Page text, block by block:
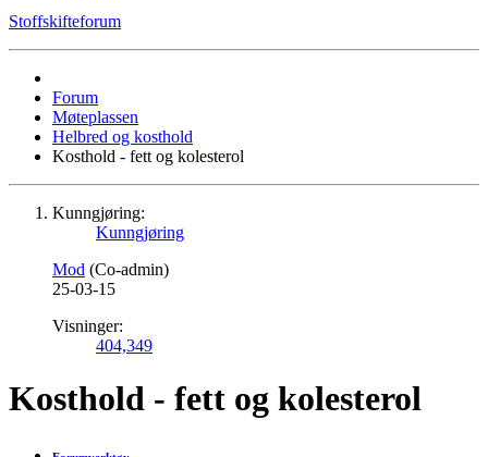
Stoffskifteforum
Forum
Møteplassen
Helbred og kosthold
Kosthold - fett og kolesterol
Kunngjøring:
Kunngjøring
Mod (Co-admin)
25-03-15
Visninger:
404,349
Kosthold - fett og kolesterol